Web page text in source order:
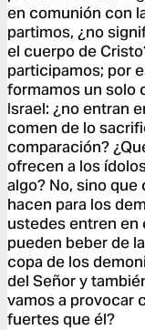
en comunión con
partimos, ¿no
el cuerpo de
participamos; por
formamos un solo
Israel: ¿no entran
comen de lo
comparación?
ofrecen a los
algo? No, sino
hacen para los
ustedes entren en
pueden beber de
copa de los
del Señor y
vamos a provocar
fuertes que él?